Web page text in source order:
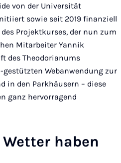
von der Universität
sowie seit 2019 finanziell
Projektkurses, der nun zum
Mitarbeiter Yannik
des Theodorianums
Webanwendung zur
in den Parkhäusern – diese
ganz hervorragend
haben